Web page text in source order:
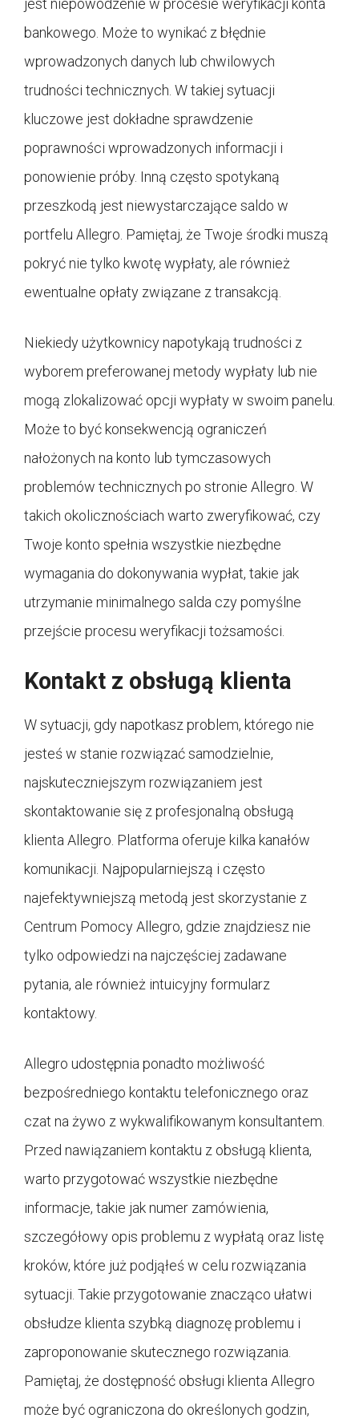
jest niepowodzenie w procesie weryfikacji konta
bankowego. Może to wynikać z błędnie
wprowadzonych danych lub chwilowych
trudności technicznych. W takiej sytuacji
kluczowe jest dokładne sprawdzenie
poprawności wprowadzonych informacji i
ponowienie próby. Inną często spotykaną
przeszkodą jest niewystarczające saldo w
portfelu Allegro. Pamiętaj, że Twoje środki muszą
pokryć nie tylko kwotę wypłaty, ale również
ewentualne opłaty związane z transakcją.
Niekiedy użytkownicy napotykają trudności z
wyborem preferowanej metody wypłaty lub nie
mogą zlokalizować opcji wypłaty w swoim panelu.
Może to być konsekwencją ograniczeń
nałożonych na konto lub tymczasowych
problemów technicznych po stronie Allegro. W
takich okolicznościach warto zweryfikować, czy
Twoje konto spełnia wszystkie niezbędne
wymagania do dokonywania wypłat, takie jak
utrzymanie minimalnego salda czy pomyślne
przejście procesu weryfikacji tożsamości.
Kontakt z obsługą klienta
W sytuacji, gdy napotkasz problem, którego nie
jesteś w stanie rozwiązać samodzielnie,
najskuteczniejszym rozwiązaniem jest
skontaktowanie się z profesjonalną obsługą
klienta Allegro. Platforma oferuje kilka kanałów
komunikacji. Najpopularniejszą i często
najefektywniejszą metodą jest skorzystanie z
Centrum Pomocy Allegro, gdzie znajdziesz nie
tylko odpowiedzi na najczęściej zadawane
pytania, ale również intuicyjny formularz
kontaktowy.
Allegro udostępnia ponadto możliwość
bezpośredniego kontaktu telefonicznego oraz
czat na żywo z wykwalifikowanym konsultantem.
Przed nawiązaniem kontaktu z obsługą klienta,
warto przygotować wszystkie niezbędne
informacje, takie jak numer zamówienia,
szczegółowy opis problemu z wypłatą oraz listę
kroków, które już podjąłeś w celu rozwiązania
sytuacji. Takie przygotowanie znacząco ułatwi
obsłudze klienta szybką diagnozę problemu i
zaproponowanie skutecznego rozwiązania.
Pamiętaj, że dostępność obsługi klienta Allegro
może być ograniczona do określonych godzin,